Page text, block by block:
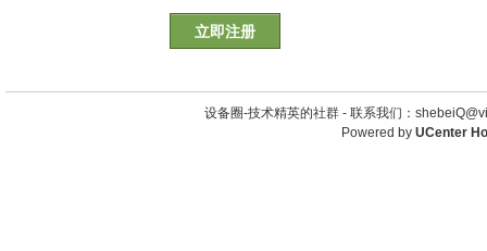
立即注册
设备圈-技术精英的社群 - 联系我们：
Powered by UCenter